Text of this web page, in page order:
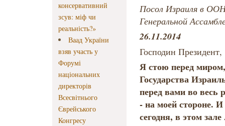
консервативний
зсув: міф чи
реальність?»
Ваад України
взяв участь у
Форумі
національних
директорів
Всесвітнього
Єврейського
Конгресу
Посол Израиля в
Генеральной
26.11.2014
Господин Президент,
Я стою перед
Государства
перед вами во весь
- на моей стороне.
сегодня, в этом